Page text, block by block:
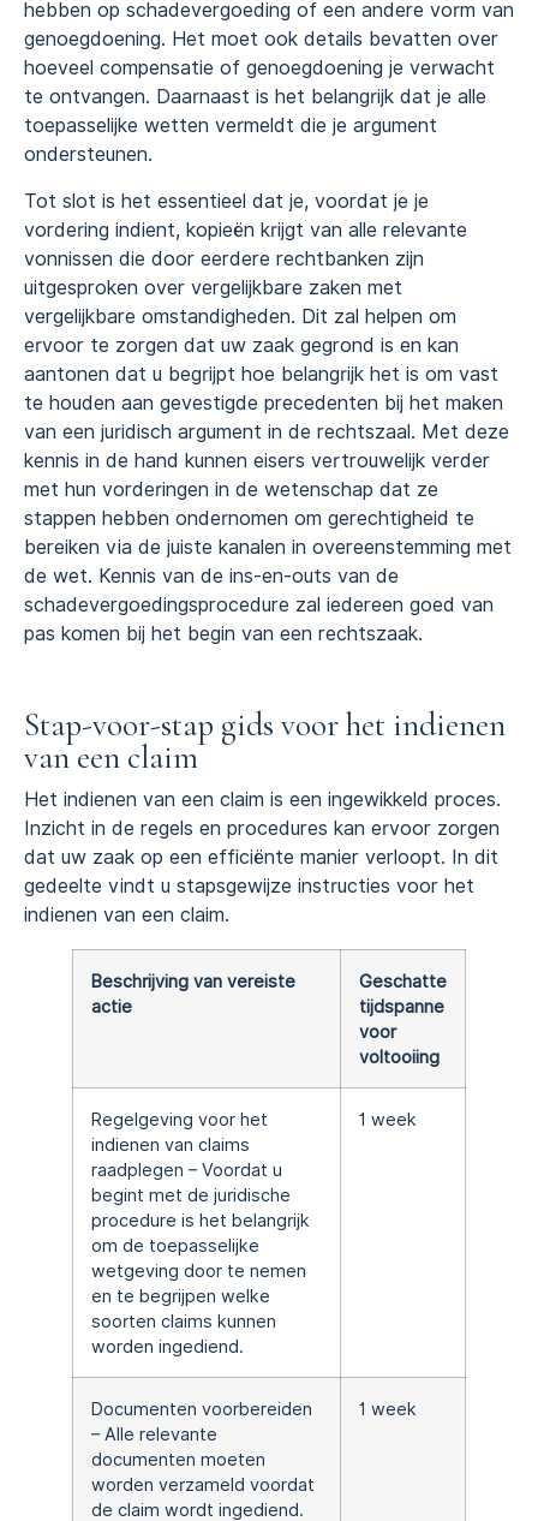
hebben op schadevergoeding of een andere vorm van
genoegdoening. Het moet ook details bevatten over
hoeveel compensatie of genoegdoening je verwacht
te ontvangen. Daarnaast is het belangrijk dat je alle
toepasselijke wetten vermeldt die je argument
ondersteunen.
Tot slot is het essentieel dat je, voordat je je
vordering indient, kopieën krijgt van alle relevante
vonnissen die door eerdere rechtbanken zijn
uitgesproken over vergelijkbare zaken met
vergelijkbare omstandigheden. Dit zal helpen om
ervoor te zorgen dat uw zaak gegrond is en kan
aantonen dat u begrijpt hoe belangrijk het is om vast
te houden aan gevestigde precedenten bij het maken
van een juridisch argument in de rechtszaal. Met deze
kennis in de hand kunnen eisers vertrouwelijk verder
met hun vorderingen in de wetenschap dat ze
stappen hebben ondernomen om gerechtigheid te
bereiken via de juiste kanalen in overeenstemming met
de wet. Kennis van de ins-en-outs van de
schadevergoedingsprocedure zal iedereen goed van
pas komen bij het begin van een rechtszaak.
Stap-voor-stap gids voor het indienen
van een claim
Het indienen van een claim is een ingewikkeld proces.
Inzicht in de regels en procedures kan ervoor zorgen
dat uw zaak op een efficiënte manier verloopt. In dit
gedeelte vindt u stapsgewijze instructies voor het
indienen van een claim.
Beschrijving van vereiste
actie
Geschatte
tijdspanne
voor
voltooiing
Regelgeving voor het
indienen van claims
raadplegen – Voordat u
begint met de juridische
procedure is het belangrijk
om de toepasselijke
wetgeving door te nemen
en te begrijpen welke
soorten claims kunnen
worden ingediend.
1 week
Documenten voorbereiden
– Alle relevante
documenten moeten
worden verzameld voordat
de claim wordt ingediend.
1 week